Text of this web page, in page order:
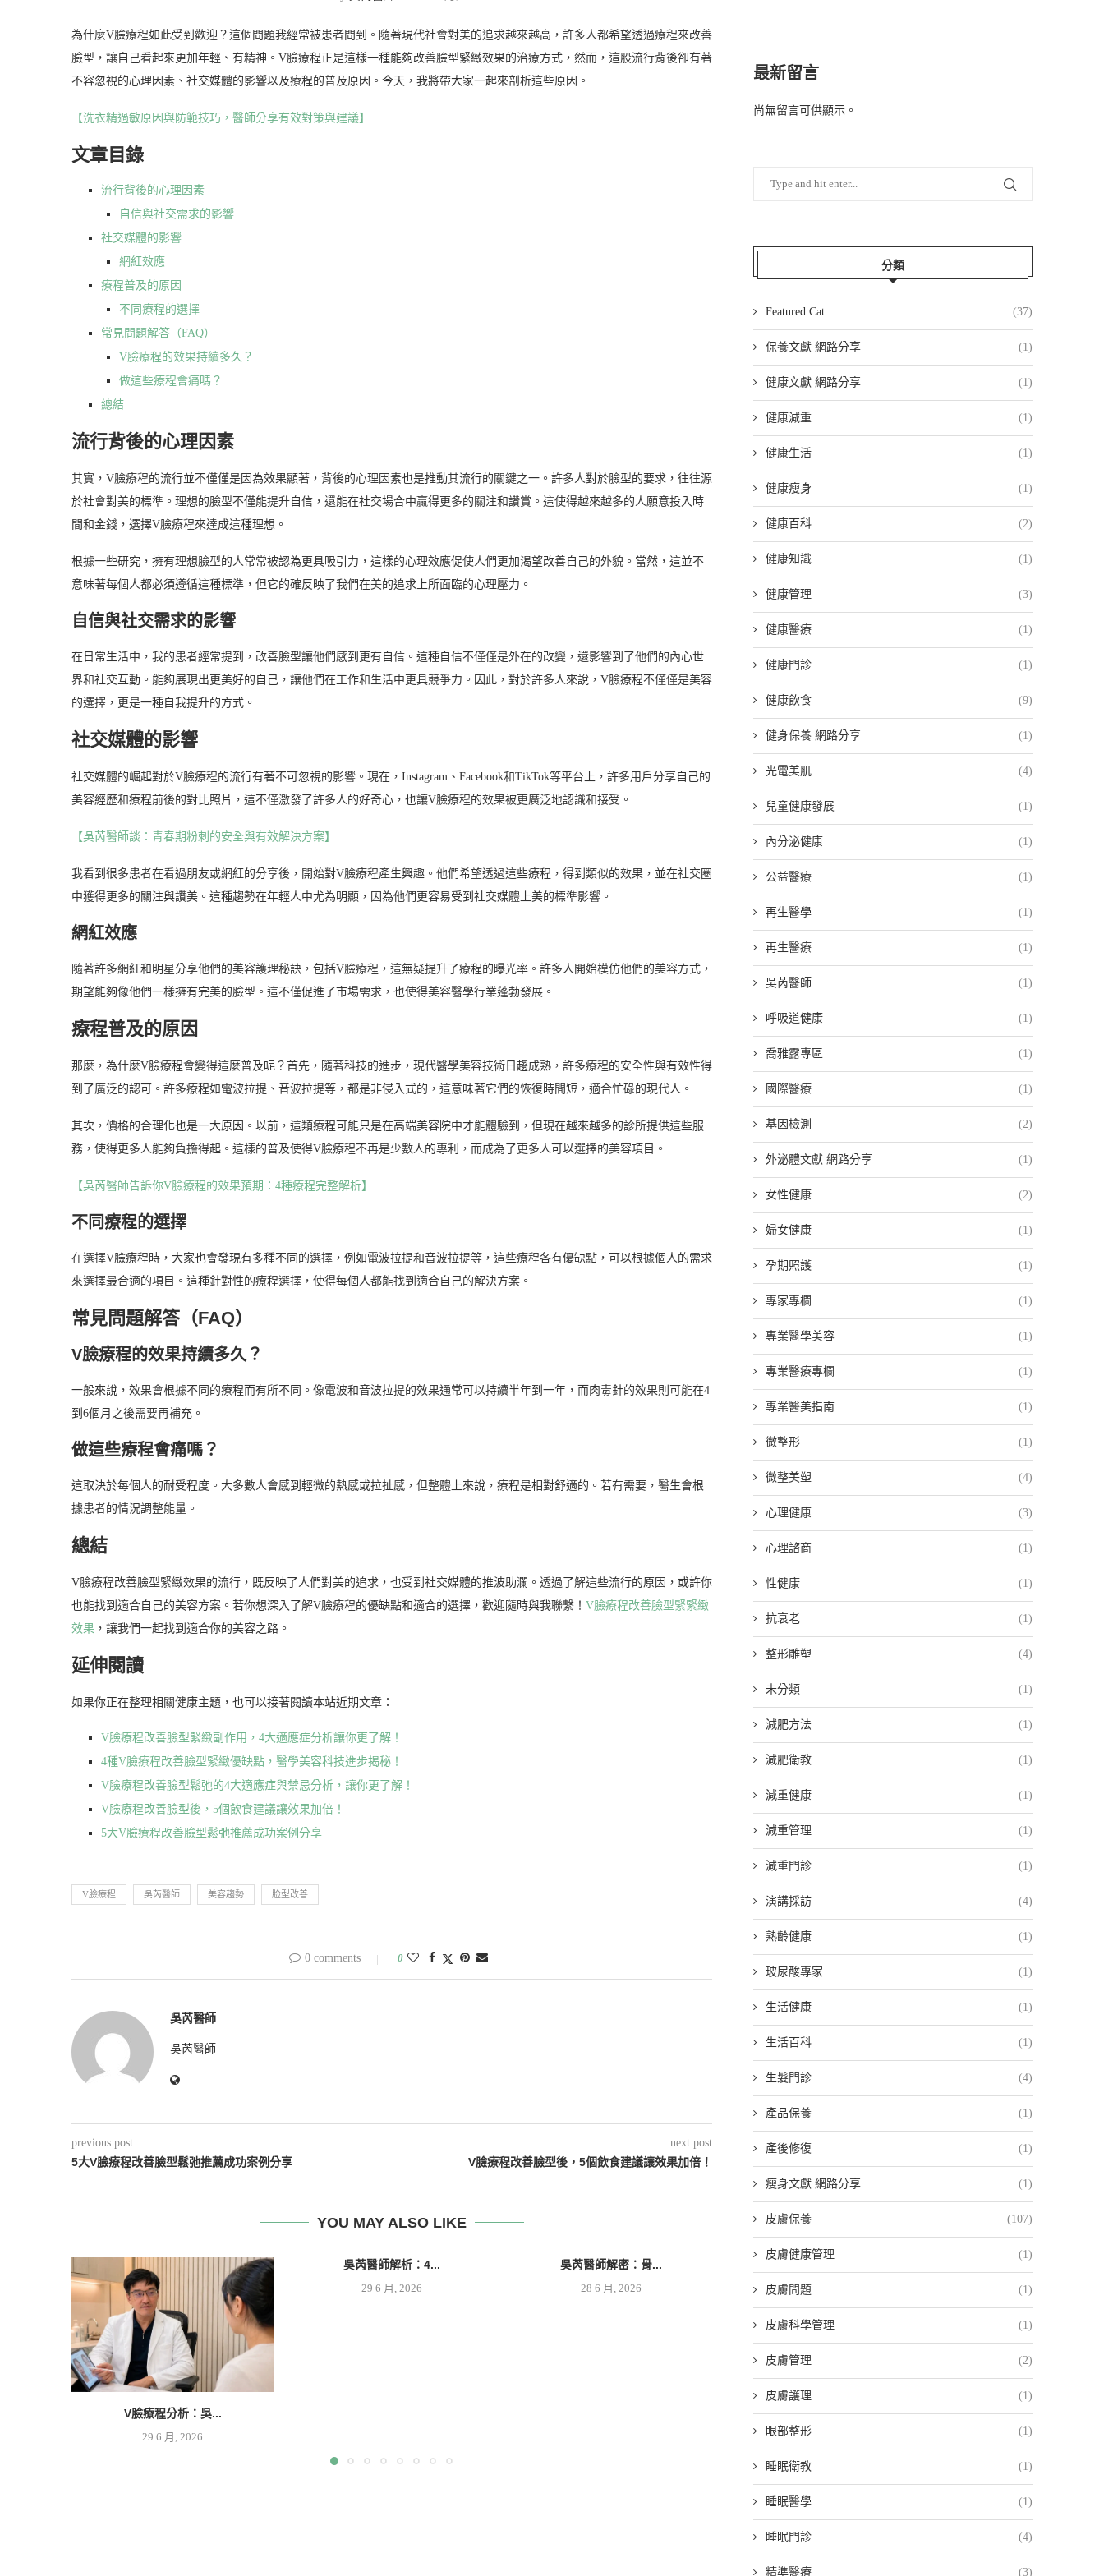
為什麼V臉療程如此受到歡迎？這個問題我經常被患者問到。隨著現代社會對美的追求越來越高，許多人都希望透過療程來改善
臉型，讓自己看起來更加年輕、有精神。V臉療程正是這樣一種能夠改善臉型緊緻效果的治療方式，然而，這股流行背後卻有著
不容忽視的心理因素、社交媒體的影響以及療程的普及原因。今天，我將帶大家一起來剖析這些原因。
【洗衣精過敏原因與防範技巧，醫師分享有效對策與建議】
文章目錄
流行背後的心理因素
自信與社交需求的影響
社交媒體的影響
網紅效應
療程普及的原因
不同療程的選擇
常見問題解答（FAQ）
V臉療程的效果持續多久？
做這些療程會痛嗎？
總結
流行背後的心理因素
其實，V臉療程的流行並不僅僅是因為效果顯著，背後的心理因素也是推動其流行的關鍵之一。許多人對於臉型的要求，往往源
於社會對美的標準。理想的臉型不僅能提升自信，還能在社交場合中贏得更多的關注和讚賞。這使得越來越多的人願意投入時
間和金錢，選擇V臉療程來達成這種理想。
根據一些研究，擁有理想臉型的人常常被認為更具吸引力，這樣的心理效應促使人們更加渴望改善自己的外貌。當然，這並不
意味著每個人都必須遵循這種標準，但它的確反映了我們在美的追求上所面臨的心理壓力。
自信與社交需求的影響
在日常生活中，我的患者經常提到，改善臉型讓他們感到更有自信。這種自信不僅僅是外在的改變，還影響到了他們的內心世
界和社交互動。能夠展現出更美好的自己，讓他們在工作和生活中更具競爭力。因此，對於許多人來說，V臉療程不僅僅是美容
的選擇，更是一種自我提升的方式。
社交媒體的影響
社交媒體的崛起對於V臉療程的流行有著不可忽視的影響。現在，Instagram、Facebook和TikTok等平台上，許多用戶分享自己的
美容經歷和療程前後的對比照片，這不僅激發了許多人的好奇心，也讓V臉療程的效果被更廣泛地認識和接受。
【吳芮醫師談：青春期粉刺的安全與有效解決方案】
我看到很多患者在看過朋友或網紅的分享後，開始對V臉療程產生興趣。他們希望透過這些療程，得到類似的效果，並在社交圈
中獲得更多的關注與讚美。這種趨勢在年輕人中尤為明顯，因為他們更容易受到社交媒體上美的標準影響。
網紅效應
隨著許多網紅和明星分享他們的美容護理秘訣，包括V臉療程，這無疑提升了療程的曝光率。許多人開始模仿他們的美容方式，
期望能夠像他們一樣擁有完美的臉型。這不僅促進了市場需求，也使得美容醫學行業蓬勃發展。
療程普及的原因
那麼，為什麼V臉療程會變得這麼普及呢？首先，隨著科技的進步，現代醫學美容技術日趨成熟，許多療程的安全性與有效性得
到了廣泛的認可。許多療程如電波拉提、音波拉提等，都是非侵入式的，這意味著它們的恢復時間短，適合忙碌的現代人。
其次，價格的合理化也是一大原因。以前，這類療程可能只是在高端美容院中才能體驗到，但現在越來越多的診所提供這些服
務，使得更多人能夠負擔得起。這樣的普及使得V臉療程不再是少數人的專利，而成為了更多人可以選擇的美容項目。
【吳芮醫師告訴你V臉療程的效果預期：4種療程完整解析】
不同療程的選擇
在選擇V臉療程時，大家也會發現有多種不同的選擇，例如電波拉提和音波拉提等，這些療程各有優缺點，可以根據個人的需求
來選擇最合適的項目。這種針對性的療程選擇，使得每個人都能找到適合自己的解決方案。
常見問題解答（FAQ）
V臉療程的效果持續多久？
一般來說，效果會根據不同的療程而有所不同。像電波和音波拉提的效果通常可以持續半年到一年，而肉毒針的效果則可能在4
到6個月之後需要再補充。
做這些療程會痛嗎？
這取決於每個人的耐受程度。大多數人會感到輕微的熱感或拉扯感，但整體上來說，療程是相對舒適的。若有需要，醫生會根
據患者的情況調整能量。
總結
V臉療程改善臉型緊緻效果的流行，既反映了人們對美的追求，也受到社交媒體的推波助瀾。透過了解這些流行的原因，或許你
也能找到適合自己的美容方案。若你想深入了解V臉療程的優缺點和適合的選擇，歡迎隨時與我聯繫！ V臉療程改善臉型緊緊緻
效果 ，讓我們一起找到適合你的美容之路。
延伸閱讀
如果你正在整理相關健康主題，也可以接著閱讀本站近期文章：
V臉療程改善臉型緊緻副作用，4大適應症分析讓你更了解！
4種V臉療程改善臉型緊緻優缺點，醫學美容科技進步揭秘！
V臉療程改善臉型鬆弛的4大適應症與禁忌分析，讓你更了解！
V臉療程改善臉型後，5個飲食建議讓效果加倍！
5大V臉療程改善臉型鬆弛推薦成功案例分享
V臉療程 吳芮醫師 美容趨勢 脸型改善
0 comments 0
吳芮醫師
吳芮醫師
previous post
5大V臉療程改善臉型鬆弛推薦成功案例分享
next post
V臉療程改善臉型後，5個飲食建議讓效果加倍！
YOU MAY ALSO LIKE
V臉療程分析：吳...
29 6 月, 2026
吳芮醫師解析：4...
29 6 月, 2026
吳芮醫師解密：骨...
28 6 月, 2026 28 6 月, 2026
想要V臉療程推薦...
28 6 月, 2026
最新留言
尚無留言可供顯示。
分類
Featured Cat (37)
保養文獻 網路分享 (1)
健康文獻 網路分享 (1)
健康減重 (1)
健康生活 (1)
健康瘦身 (1)
健康百科 (2)
健康知識 (1)
健康管理 (3)
健康醫療 (1)
健康門診 (1)
健康飲食 (9)
健身保養 網路分享 (1)
光電美肌 (4)
兒童健康發展 (1)
內分泌健康 (1)
公益醫療 (1)
再生醫學 (1)
再生醫療 (1)
吳芮醫師 (1)
呼吸道健康 (1)
喬雅露專區 (1)
國際醫療 (1)
基因檢測 (2)
外泌體文獻 網路分享 (1)
女性健康 (2)
婦女健康 (1)
孕期照護 (1)
專家專欄 (1)
專業醫學美容 (1)
專業醫療專欄 (1)
專業醫美指南 (1)
微整形 (1)
微整美塑 (4)
心理健康 (3)
心理諮商 (1)
性健康 (1)
抗衰老 (1)
整形雕塑 (4)
未分類 (1)
減肥方法 (1)
減肥衛教 (1)
減重健康 (1)
減重管理 (1)
減重門診 (1)
演講採訪 (4)
熟齡健康 (1)
玻尿酸專家 (1)
生活健康 (1)
生活百科 (1)
生髮門診 (4)
產品保養 (1)
產後修復 (1)
瘦身文獻 網路分享 (1)
皮膚保養 (107)
皮膚健康管理 (1)
皮膚問題 (1)
皮膚科學管理 (1)
皮膚管理 (2)
皮膚護理 (1)
眼部整形 (1)
睡眠衛教 (1)
睡眠醫學 (1)
睡眠門診 (4)
精準醫療 (3)